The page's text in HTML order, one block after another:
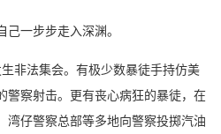
一步步走入深渊。
非法集会。有极少数暴徒手持仿美
警察射击。更有丧心病狂的暴徒，在
湾仔警察总部等多地向警察投掷汽油